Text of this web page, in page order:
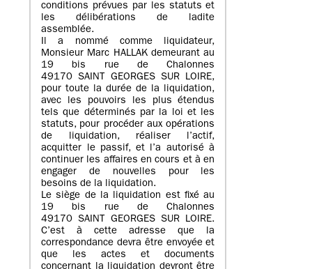
conditions prévues par les statuts et
les délibérations de ladite
assemblée.
Il a nommé comme liquidateur,
Monsieur Marc HALLAK demeurant au
19 bis rue de Chalonnes
49170 SAINT GEORGES SUR LOIRE,
pour toute la durée de la liquidation,
avec les pouvoirs les plus étendus
tels que déterminés par la loi et les
statuts, pour procéder aux opérations
de liquidation, réaliser l’actif,
acquitter le passif, et l’a autorisé à
continuer les affaires en cours et à en
engager de nouvelles pour les
besoins de la liquidation.
Le siège de la liquidation est fixé au
19 bis rue de Chalonnes
49170 SAINT GEORGES SUR LOIRE.
C’est à cette adresse que la
correspondance devra être envoyée et
que les actes et documents